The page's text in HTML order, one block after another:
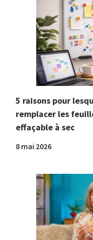
5 raisons pour
remplacer les
effaçable à sec
8 mai 2026